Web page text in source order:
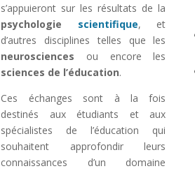
s’appuieront sur les résultats de la
psychologie scientifique, et
d’autres disciplines telles que les
neurosciences ou encore les
sciences de l’éducation.
Ces échanges sont à la fois
destinés aux étudiants et aux
spécialistes de l’éducation qui
souhaitent approfondir leurs
connaissances d’un domaine